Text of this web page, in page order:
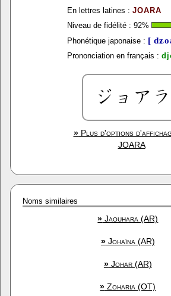
En lettres latines : JOARA
Niveau de fidélité : 92%
Phonétique japonaise : [
Prononciation en français :
»Plus d'options
JOARA
Noms similaires
» Jaouhara (AR)
»Johaïna (AR)
»Johar (AR)
» Zoharia (OT)